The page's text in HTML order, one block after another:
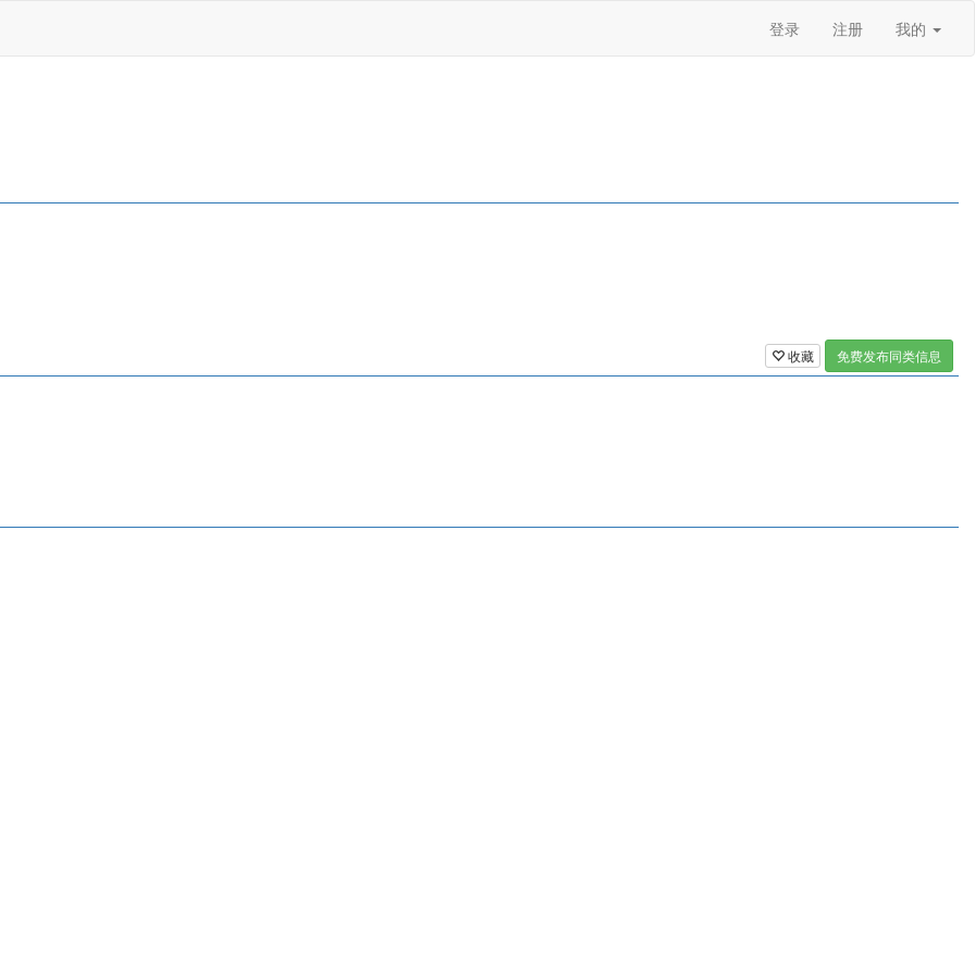
登录 注册 我的
收藏 免费发布同类信息